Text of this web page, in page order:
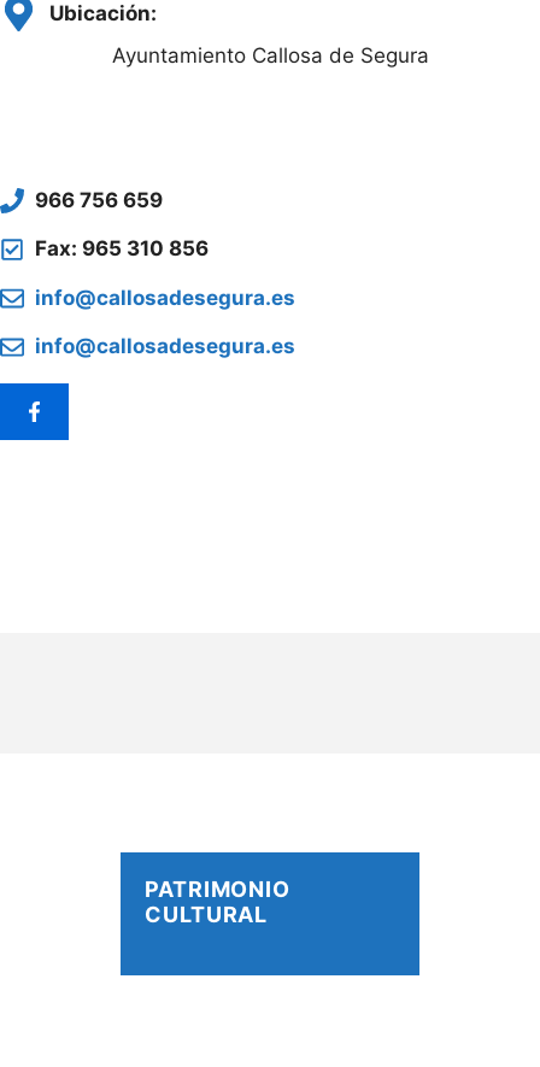
Ubicación:
Ayuntamiento Callosa de Segura
966 756 659
Fax: 965 310 856
info@callosadesegura.es
info@callosadesegura.es
PATRIMONIO
CULTURAL